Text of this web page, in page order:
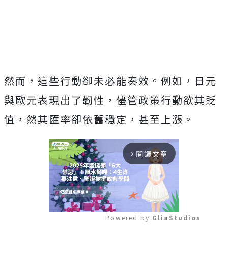
然而，這些行動卻未必能奏效。例如，日元
與歐元表現出了韌性，儘管政策行動欲其貶
值，然其匯率卻依舊穩定，甚至上漲。
arrow_forward_ios 閱讀文章
Powered by GliaStudios